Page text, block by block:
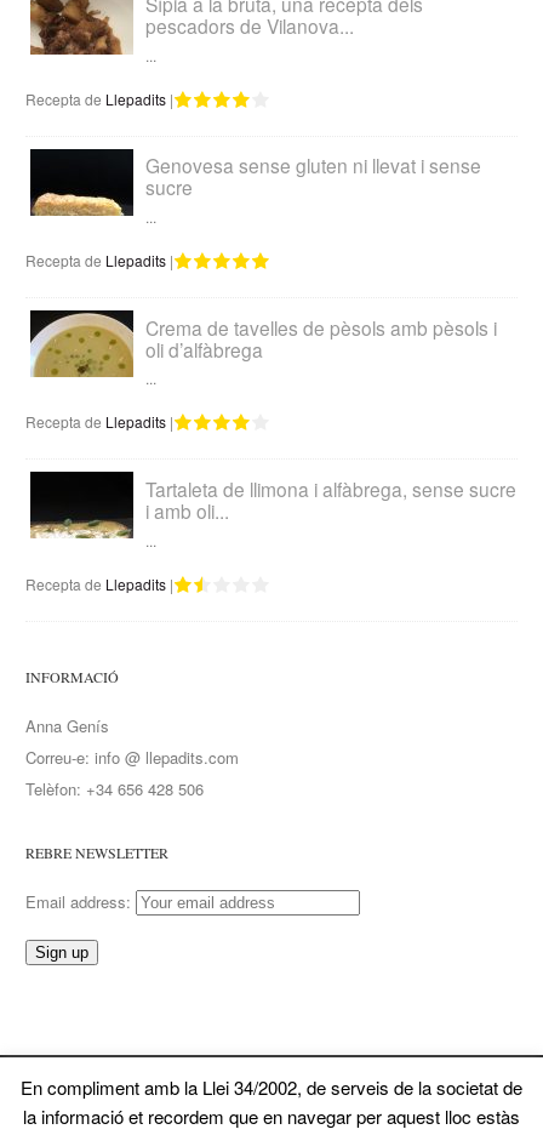
pescadors de Vilanova...
...
Recepta de Llepadits |
Genovesa sense gluten ni llevat i sense
sucre
...
Recepta de Llepadits |
Crema de tavelles de pèsols amb pèsols i
oli d’alfàbrega
...
Recepta de Llepadits |
Tartaleta de llimona i alfàbrega, sense sucre
i amb oli...
...
Recepta de Llepadits |
INFORMACIÓ
Anna Genís
Correu-e: info @ llepadits.com
Telèfon: +34 656 428 506
REBRE NEWSLETTER
Email address:
© 2026 Llepadits. Tots ela drets reservats
En compliment amb la Llei 34/2002, de serveis de la societat de
la informació et recordem que en navegar per aquest lloc estàs